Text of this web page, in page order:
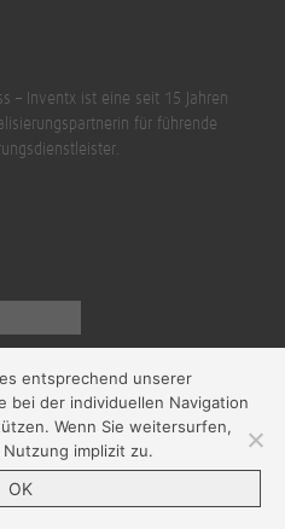
– Inventx ist eine seit 15 Jahren
für führende
entsprechend unserer
bei der individuellen Navigation
Wenn Sie weitersurfen,
implizit zu.
OK